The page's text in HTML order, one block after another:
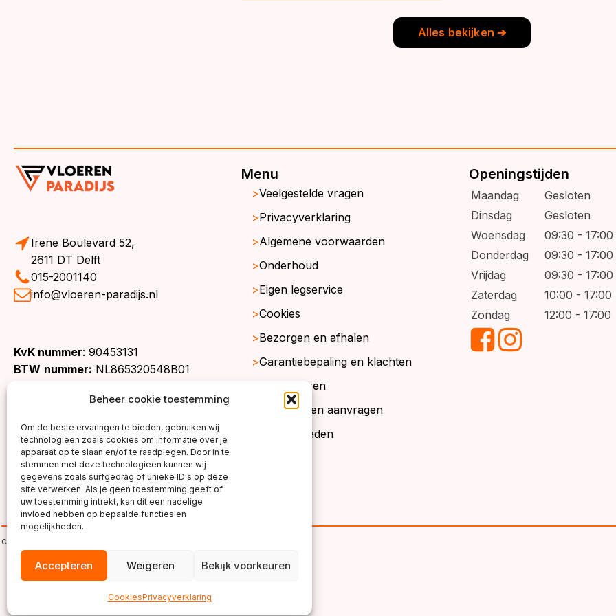
Beheer cookie toestemming
Om de beste ervaringen te bieden, gebruiken wij
technologieën zoals cookies om informatie over je
apparaat op te slaan en/of te raadplegen. Door in te
stemmen met deze technologieën kunnen wij
gegevens zoals surfgedrag of unieke ID's op deze
site verwerken. Als je geen toestemming geeft of
uw toestemming intrekt, kan dit een nadelige
invloed hebben op bepaalde functies en
mogelijkheden.
Accepteren Weigeren Bekijk voorkeuren
CookiesPrivacyverklaring
Alles bekijken ➔
Irene Boulevard 52,
2611 DT Delft
015-2001140
info@vloeren-paradijs.nl
KvK nummer: 90453131
BTW nummer: NL865320548B01
Menu
Veelgestelde vragen
Privacyverklaring
Algemene voorwaarden
Onderhoud
Eigen legservice
Cookies
Bezorgen en afhalen
Garantiebepaling en klachten
Retourneren
Gratis stalen aanvragen
Werkgebieden
Openingstijden
Maandag
Gesloten
Dinsdag
Gesloten
Woensdag
09:30 - 17:00
Donderdag
09:30 - 17:00
Vrijdag
09:30 - 17:00
Zaterdag
10:00 - 17:00
Zondag
12:00 - 17:00
copyright ©2026